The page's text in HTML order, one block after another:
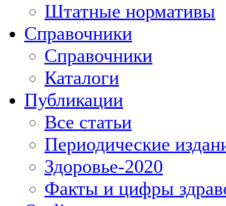
Штатные нормативы
Справочники
Справочники
Каталоги
Публикации
Все статьи
Периодические
Здоровье-2020
Факты и цифры